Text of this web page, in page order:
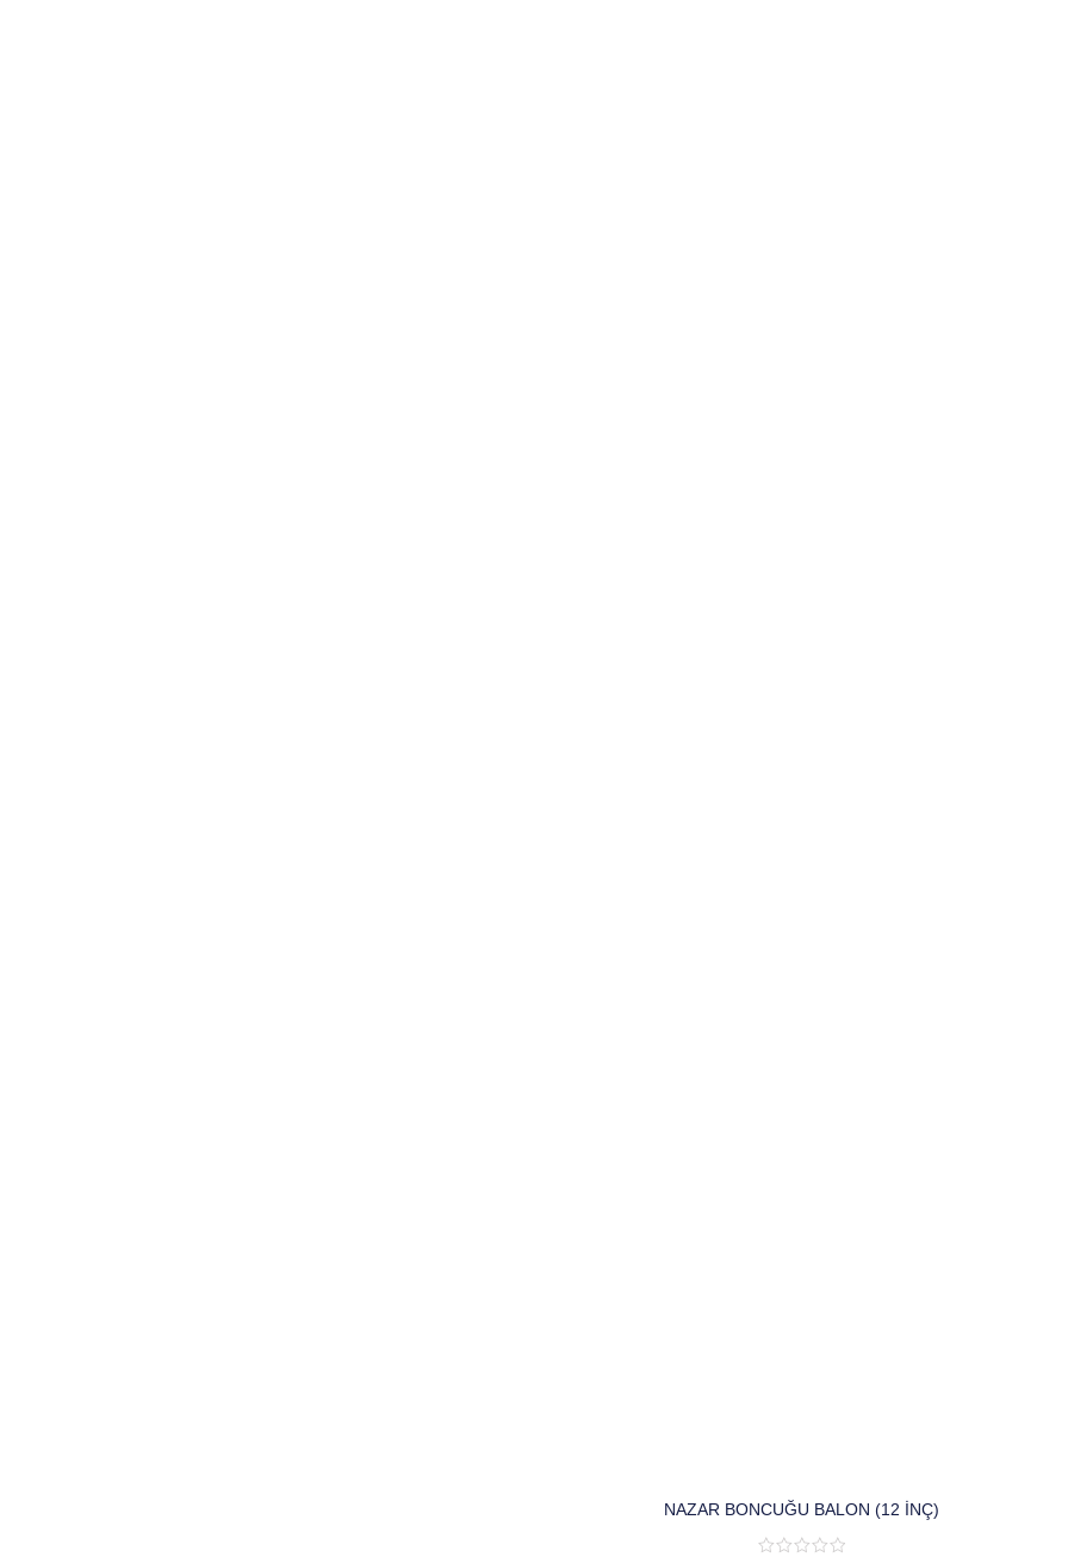
NAZAR BONCUĞU BALON (12 INÇ)